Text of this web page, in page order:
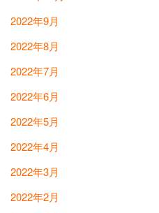
2022年9月
2022年8月
2022年7月
2022年6月
2022年5月
2022年4月
2022年3月
2022年2月